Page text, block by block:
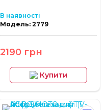
В наявності
Модель: 2779
2190 грн
Купити